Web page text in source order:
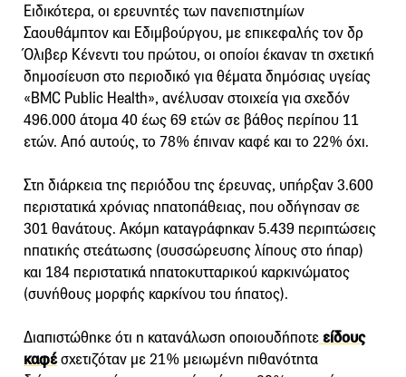
Eιδικότερα, οι ερευνητές των πανεπιστημίων
Σαουθάμπτον και Εδιμβούργου, με επικεφαλής τον δρ
Όλιβερ Κένεντι του πρώτου, οι οποίοι έκαναν τη σχετική
δημοσίευση στο περιοδικό για θέματα δημόσιας υγείας
«BMC Public Health», ανέλυσαν στοιχεία για σχεδόν
496.000 άτομα 40 έως 69 ετών σε βάθος περίπου 11
ετών. Από αυτούς, το 78% έπιναν καφέ και το 22% όχι.
Στη διάρκεια της περιόδου της έρευνας, υπήρξαν 3.600
περιστατικά χρόνιας ηπατοπάθειας, που οδήγησαν σε
301 θανάτους. Ακόμη καταγράφηκαν 5.439 περιπτώσεις
ηπατικής στεάτωσης (συσσώρευσης λίπους στο ήπαρ)
και 184 περιστατικά ηπατοκυτταρικού καρκινώματος
(συνήθους μορφής καρκίνου του ήπατος).
Διαπιστώθηκε ότι η κατανάλωση οποιουδήποτεείδους
καφέσχετιζόταν με 21% μειωμένη πιθανότητα